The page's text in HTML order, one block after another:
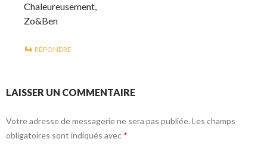
Chaleureusement,
Zo&Ben
RÉPONDRE
LAISSER UN COMMENTAIRE
Votre adresse de messagerie ne sera pas publiée. Les champs
obligatoires sont indiqués avec *